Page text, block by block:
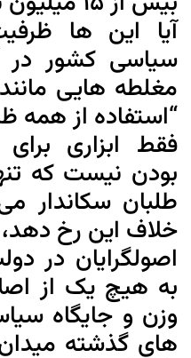
آیا این ها
سیاسی کشور در
مغلطه هایی مانند
“استفاده از همه
فقط ابزاری
بودن نیست که
طلبان سکاندار
خلاف این رخ
اصولگرایان در
به هیچ یک از
وزن و جایگاه
های گذشته میدان